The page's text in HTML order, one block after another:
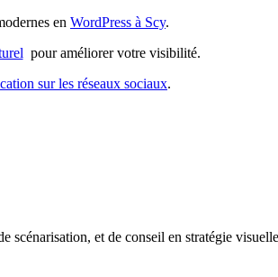
en WordPress à Scy.
pour améliorer votre visibilité.
sur les réseaux sociaux.
scénarisation, et de conseil en stratégie